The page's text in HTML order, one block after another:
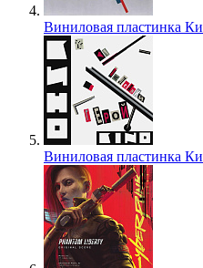
Виниловая пластинка
Виниловая пластинка